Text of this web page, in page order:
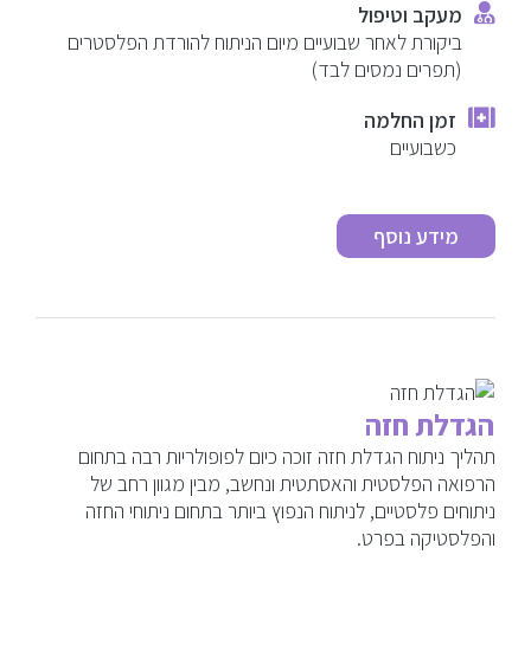
מעקב וטיפול
ביקורת לאחר שבועיים מיום הניתוח להורדת הפלסטרים
(תפרים נמסים לבד)
זמן החלמה
כשבועיים
מידע נוסף
הגדלת חזה
תהליך ניתוח הגדלת חזה זוכה כיום לפופולריות רבה בתחום
הרפואה הפלסטית והאסתטית ונחשב, מבין מגוון רחב של
ניתוחים פלסטיים, לניתוח הנפוץ ביותר בתחום ניתוחי החזה
והפלסטיקה בפרט.